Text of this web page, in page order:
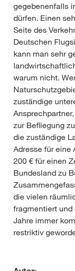
gegebenenfalls
dürfen. Einen
Seite des
Deutschen
kann man sehr
warum nicht.
zuständige
zur Befliegung
die zuständige
Adresse für eine
200 € für einen
Bundesland zu
die vielen
fragmentiert und
Jahre immer
restriktiv